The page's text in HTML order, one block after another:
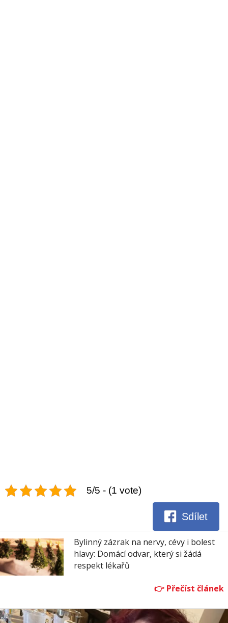
5/5 - (1 vote)
Sdílet
Bylinný zázrak na nervy, cévy i bolest
hlavy: Domácí odvar, který si žádá
respekt lékařů